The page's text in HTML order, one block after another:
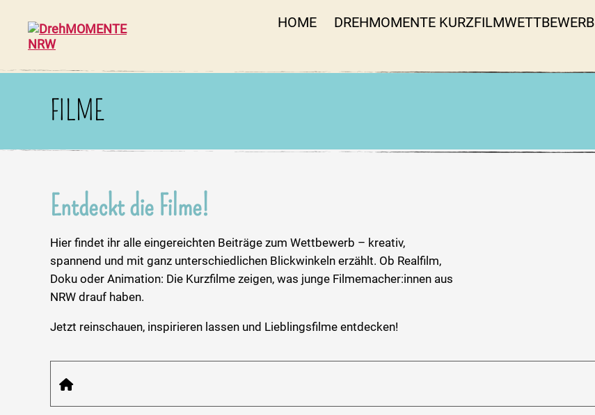
NRW
HOME DREHMOMENTE KURZFILMWETTBEWERB
FILME
Entdeckt die Filme!
Hier findet ihr alle eingereichten Beiträge zum Wettbewerb – kreativ,
spannend und mit ganz unterschiedlichen Blickwinkeln erzählt. Ob Realfilm,
Doku oder Animation: Die Kurzfilme zeigen, was junge Filmemacher:innen aus
NRW drauf haben.
Jetzt reinschauen, inspirieren lassen und Lieblingsfilme entdecken!